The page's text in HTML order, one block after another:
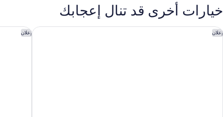
Room-
Non-
Smoking
خيارات أخرى قد تنال إعجابك
إعلان
هوليداي إن إكسبرس كوياتو باي آيتش جي إعلان